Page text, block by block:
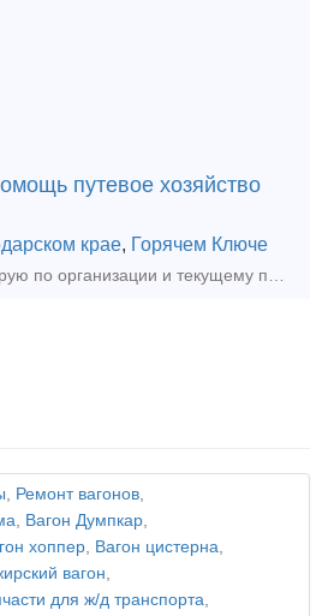
путевое хозяйство
крае, Горячем Ключе
Помогу, проконсультирую по организации и текущему проведению путевых работ на сети ржд, подъездных путях организаций. Полезно будет начинающим руководителям работ, если только что заступил на должн
, Ремонт вагонов,
, Вагон Думпкар,
хоппер, Вагон цистерна,
вагон,
для ж/д транспорта,